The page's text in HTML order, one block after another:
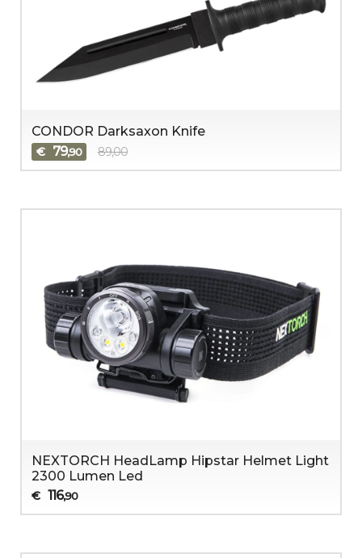
CONDOR Darksaxon Knife
€ 79,90 89,00
NEXTORCH HeadLamp Hipstar Helmet Light
2300 Lumen Led
€ 116,90